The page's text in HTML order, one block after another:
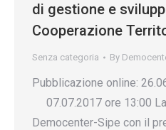
di gestione e
Cooperazione
Senza categoria By
Pubblicazione online:
07.07.2017 ore 13:00
Democenter-Sipe con il